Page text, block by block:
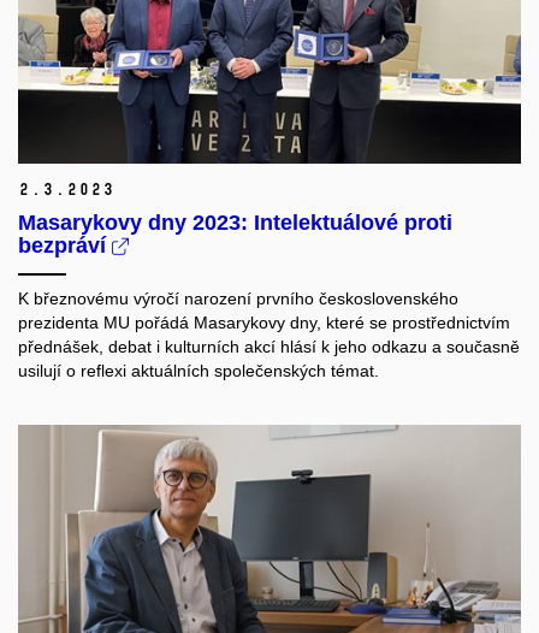
2. 3. 2023
Masarykovy dny 2023: Intelektuálové proti
bezpráví
K březnovému výročí narození prvního československého
prezidenta MU pořádá Masarykovy dny, které se prostřednictvím
přednášek, debat i kulturních akcí hlásí k jeho odkazu a současně
usilují o reflexi aktuálních společenských témat.